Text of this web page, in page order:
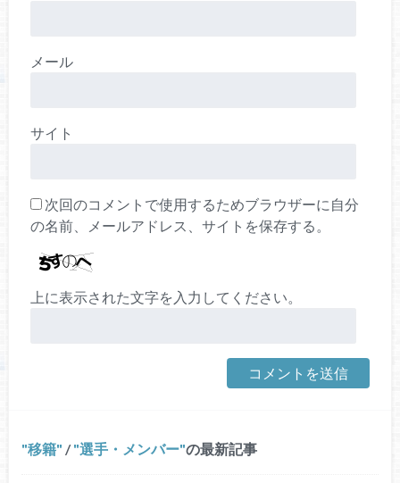
メール
サイト
次回のコメントで使用するためブラウザーに自分
の名前、メールアドレス、サイトを保存する。
上に表示された文字を入力してください。
移籍 / 選手・メンバー の最新記事